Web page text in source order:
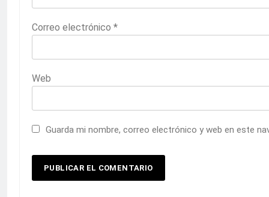
Correo electrónico *
Web
Guarda mi nombre, correo electrónico y web en este